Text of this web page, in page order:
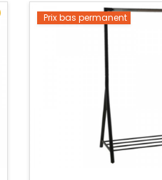
Prix bas permanent